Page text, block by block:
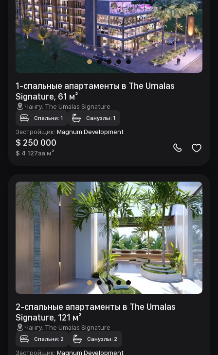
1-спальные апартаменты в The Umalas
Signature, 61 м²
Чангу, The Umalas Signature
Спальни: 1 Санузлы: 1
Застройщик: Magnum Development
$ 250 000
$ 4 127за м²
2-спальные апартаменты в The Umalas
Signature, 121 м²
Чангу, The Umalas Signature
Спальни: 2 Санузлы: 2
Застройщик: Magnum Development